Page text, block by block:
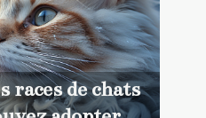
races de chats